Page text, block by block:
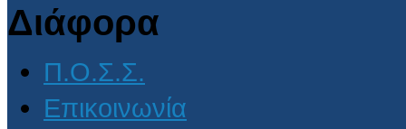
Διάφορα
Π.Ο.Σ.Σ.
Επικοινωνία